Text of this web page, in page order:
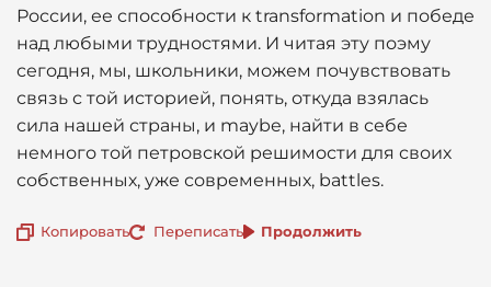
России, ее способности к transformation и победе
над любыми трудностями. И читая эту поэму
сегодня, мы, школьники, можем почувствовать
связь с той историей, понять, откуда взялась
сила нашей страны, и maybe, найти в себе
немного той петровской решимости для своих
собственных, уже современных, battles.
Копировать Переписать Продолжить